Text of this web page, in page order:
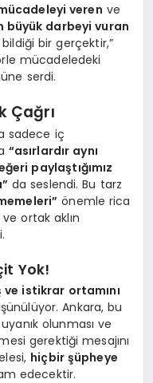
veren ve
büyük darbeyi vuran
bir gerçektir,”
mücadeledeki
serdi.
Çağrı
sadece iç
“asırlardır aynı
paylaştığımız
da seslendi. Bu tarz
önemle rica
ortak aklın
Yok!
ve istikrar ortamını
Ankara, bu
uyanık olunması ve
gerektiği mesajını
hiçbir şüpheye
edecektir.